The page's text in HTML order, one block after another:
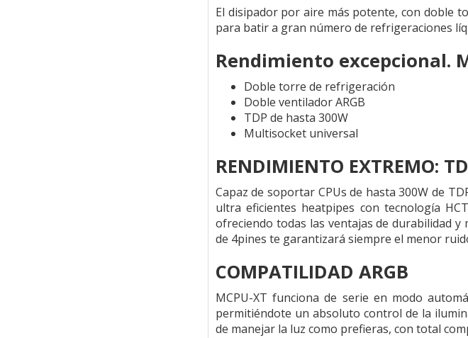
El disipador por aire más potente, con doble
para batir a gran número de refrigeraciones
Rendimiento excepcional.
Doble torre de refrigeración
Doble ventilador ARGB
TDP de hasta 300W
Multisocket universal
RENDIMIENTO EXTREMO:
Capaz de soportar CPUs de hasta 300W de
ultra eficientes heatpipes con tecnología
ofreciendo todas las ventajas de durabilidad
de 4pines te garantizará siempre el menor
COMPATILIDAD ARGB
MCPU-XT funciona de serie en modo
permitiéndote un absoluto control de la
de manejar la luz como prefieras, con total